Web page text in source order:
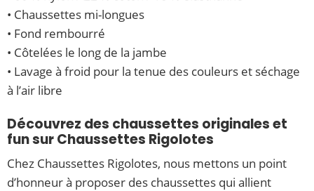
• Chaussettes mi-longues
• Fond rembourré
• Côtelées le long de la jambe
• Lavage à froid pour la tenue des couleurs et séchage
à l’air libre
Découvrez des chaussettes originales et
fun sur Chaussettes Rigolotes
Chez Chaussettes Rigolotes, nous mettons un point
d’honneur à proposer des chaussettes qui allient